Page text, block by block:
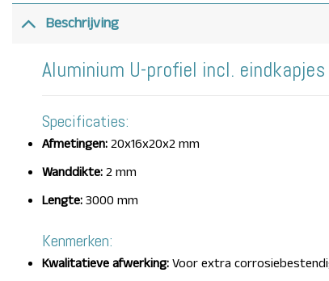
Beschrijving
Aluminium U-profiel incl.
Specificaties:
Afmetingen:20x16x20x2 mm
Wanddikte:​2 mm
Lengte:3000 mm
Kenmerken:
Kwalitatieve afwerking:Voor extra